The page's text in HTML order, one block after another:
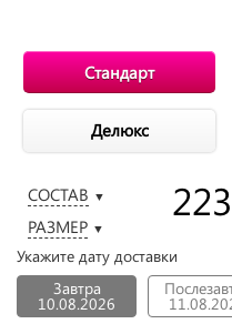
Стандарт
Делюкс
СОСТАВ ▼
РАЗМЕР ▼
Укажите дату доставки
Завтра
10.08.2026